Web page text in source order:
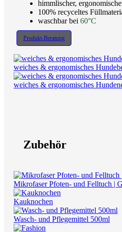
himmlischer,
100% recyceltes
waschbar bei 60°C
Produkt-Beratung
weiches & ergonomisches
weiches & ergonomisches
Zubehör
Mikrofaser Pfoten- und Felltuch |
Kauknochen
Wasch- und Pflegemittel 500ml